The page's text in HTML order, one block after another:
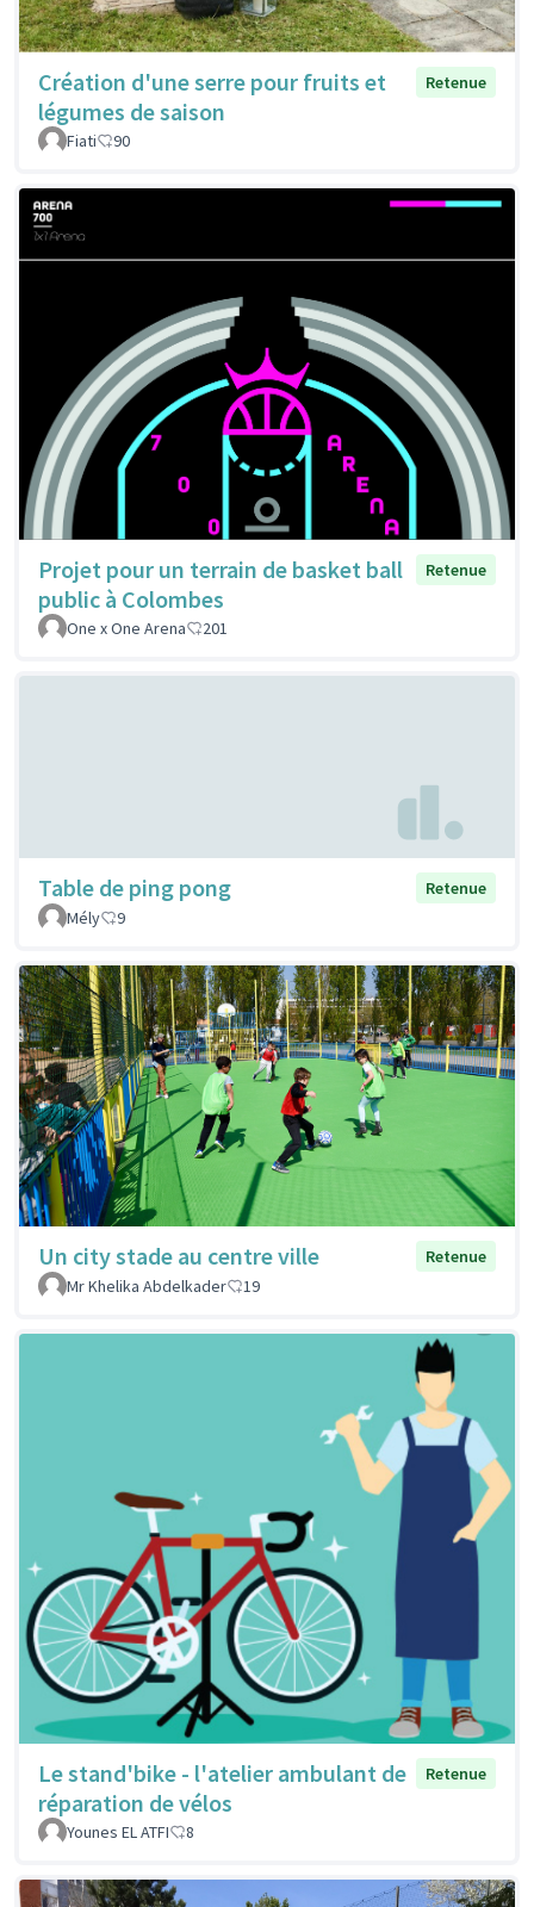
Création d'une serre pour fruits et
légumes de saison
Retenue
Fiati 90
Projet pour un terrain de basket ball
public à Colombes
Retenue
One x One Arena 201
Table de ping pong
Retenue
Mély
9
Un city stade au centre ville
Retenue
Mr Khelika Abdelkader
19
Le stand'bike - l'atelier ambulant de
réparation de vélos
Retenue
Younes EL ATFI 8